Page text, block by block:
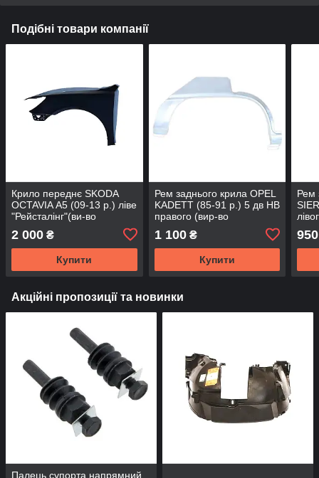
Подібні товари компанії
Крило переднє SKODA
OCTAVIA А5 (09-13 р.) ліве
"Рейсталінг"(ви-во
2 000 ₴
Купити
Рем заднього крила OPEL
KADETT (85-91 р.) 5 дв НВ
правого (вир-во
1 100₴
Купити
Рем
581
950
Акційні пропозиції та новинки
Палець супорта напрямний